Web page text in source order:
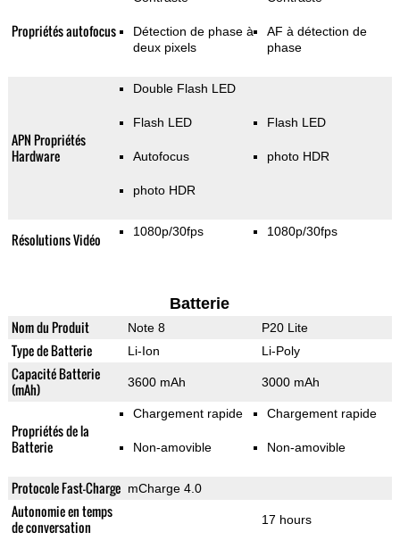
Propriétés autofocus
Détection de phase à
deux pixels
AF à détection de
phase
APN Propriétés
Hardware
Double Flash LED
Flash LED
Autofocus
photo HDR
Flash LED
photo HDR
Résolutions Vidéo 1080p/30fps 1080p/30fps
Batterie
Nom du Produit Note 8 P20 Lite
Type de Batterie Li-Ion Li-Poly
Capacité Batterie
(mAh)
3600 mAh 3000 mAh
Propriétés de la
Batterie
Chargement rapide
Non-amovible
Chargement rapide
Non-amovible
Protocole Fast-Charge mCharge 4.0
Autonomie en temps
de conversation
17 hours